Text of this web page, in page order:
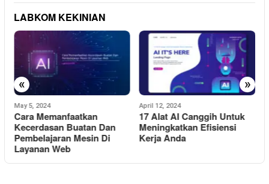
LABKOM KEKINIAN
« »
May 5, 2024
Cara Memanfaatkan
Kecerdasan Buatan Dan
Pembelajaran Mesin Di
Layanan Web
April 12, 2024
17 Alat AI Canggih Untuk
Meningkatkan Efisiensi
Kerja Anda